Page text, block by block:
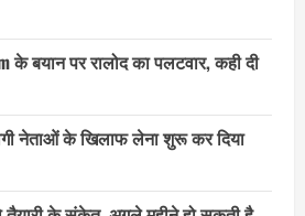
के बयान पर रालोद का पलटवार, कही दी
नेताओं के खिलाफ लेना शुरू कर दिया